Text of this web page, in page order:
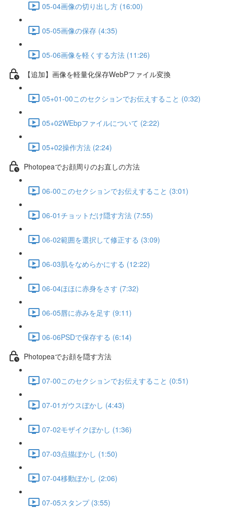
05-04画像の切り出し方 (16:00)
05-05画像の保存 (4:35)
05-06画像を軽くする方法 (11:26)
【追加】画像を軽量化保存WebPファイル変換
05+01-00このセクションでお伝えすること (0:32)
05+02WEbpファイルについて (2:22)
05+02操作方法 (2:24)
Photopeaでお顔周りのお直しの方法
06-00このセクションでお伝えすること (3:01)
06-01チョットだけ隠す方法 (7:55)
06-02範囲を選択して修正する (3:09)
06-03肌をなめらかにする (12:22)
06-04ほほに赤身をさす (7:32)
06-05唇に赤みを足す (9:11)
06-06PSDで保存する (6:14)
Photopeaでお顔を隠す方法
07-00このセクションでお伝えすること (0:51)
07-01ガウスぼかし (4:43)
07-02モザイクぼかし (1:36)
07-03点描ぼかし (1:50)
07-04移動ぼかし (2:06)
07-05スタンプ (3:55)